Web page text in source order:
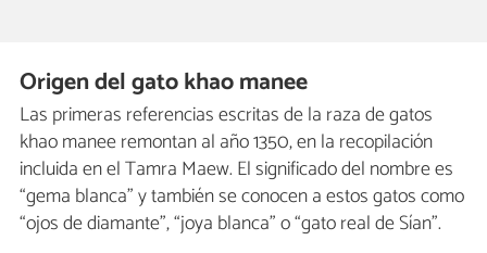
Origen del gato khao manee
Las primeras referencias escritas de la raza de gatos
khao manee remontan al año 1350, en la recopilación
incluida en el Tamra Maew. El significado del nombre es
“gema blanca” y también se conocen a estos gatos como
“ojos de diamante”, “joya blanca” o “gato real de Sían”.